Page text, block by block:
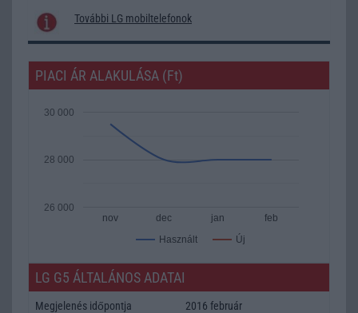
További LG mobiltelefonok
PIACI ÁR ALAKULÁSA (Ft)
Használt Új
nov dec jan feb
26 000
28 000
30 000
LG G5 ÁLTALÁNOS ADATAI
Megjelenés időpontja 2016 február